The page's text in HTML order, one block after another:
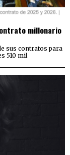
millonario
sus contratos para
510 mil